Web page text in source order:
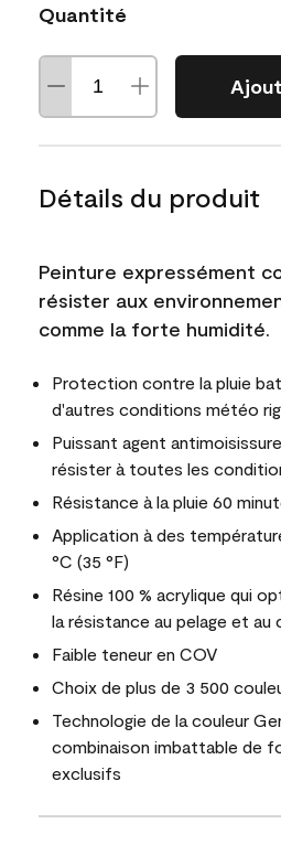
Quantité
Détails du produit
Peinture expressément
résister aux
comme la forte humidité.
Protection contre la pluie
d'autres conditions météo
Puissant agent
résister à toutes les
Résistance à la pluie 60
Application à des
°C (35 °F)
Résine 100 % acrylique qui
la résistance au pelage et au
Faible teneur en COV
Choix de plus de 3 500
Technologie de la couleur
combinaison imbattable de
exclusifs